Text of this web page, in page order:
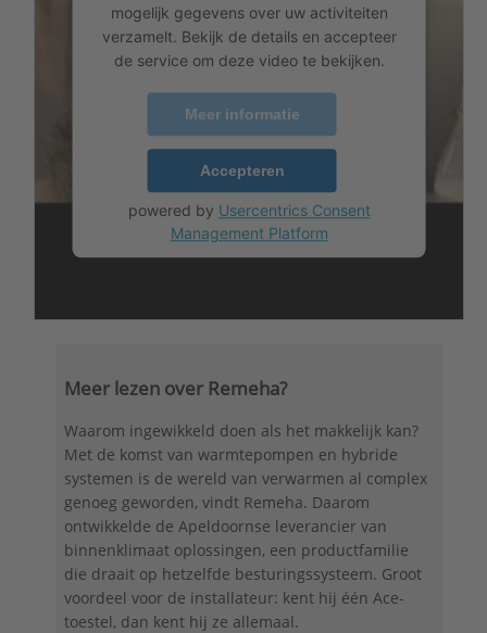
mogelijk gegevens over uw activiteiten
verzamelt. Bekijk de details en accepteer
de service om deze video te bekijken.
Meer informatie
Accepteren
powered by Usercentrics Consent
Management Platform
Meer lezen over Remeha?
Waarom ingewikkeld doen als het makkelijk kan?
Met de komst van warmtepompen en hybride
systemen is de wereld van verwarmen al complex
genoeg geworden, vindt Remeha. Daarom
ontwikkelde de Apeldoornse leverancier van
binnenklimaat oplossingen, een productfamilie
die draait op hetzelfde besturingssysteem. Groot
voordeel voor de installateur: kent hij één Ace-
toestel, dan kent hij ze allemaal.